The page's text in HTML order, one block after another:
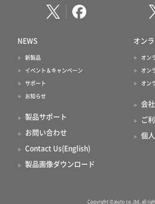
NEWS
新製品
イベント＆キャンペーン
サポート
お知らせ
製品サポート
お問い合わせ
Contact Us(English)
製品画像ダウンロード
オン
オン
オン
オン
会
ご
個
Copyright ©aiuto co.,ltd. all